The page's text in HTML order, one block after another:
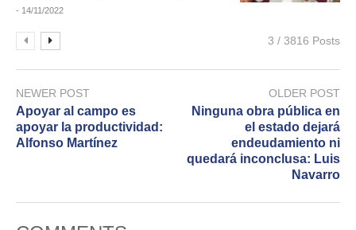
- 14/11/2022
3 / 3816 Posts
NEWER POST
Apoyar al campo es
apoyar la productividad:
Alfonso Martínez
OLDER POST
Ninguna obra pública en
el estado dejará
endeudamiento ni
quedará inconclusa: Luis
Navarro